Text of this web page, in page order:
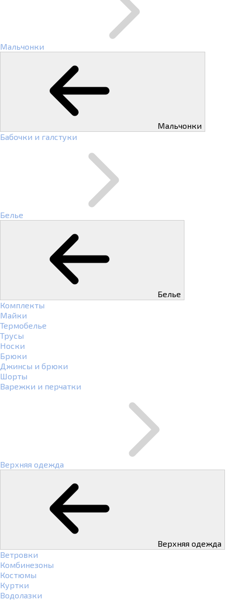
Мальчонки
Мальчонки
Бабочки и галстуки
Белье
Белье
Комплекты
Майки
Термобелье
Трусы
Носки
Брюки
Джинсы и брюки
Шорты
Варежки и перчатки
Верхняя одежда
Верхняя одежда
Ветровки
Комбинезоны
Костюмы
Куртки
Водолазки